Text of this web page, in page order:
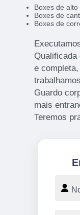
Boxes de
Boxes de
Boxes de
Qualificada
e
Guardo
mais
Teremos